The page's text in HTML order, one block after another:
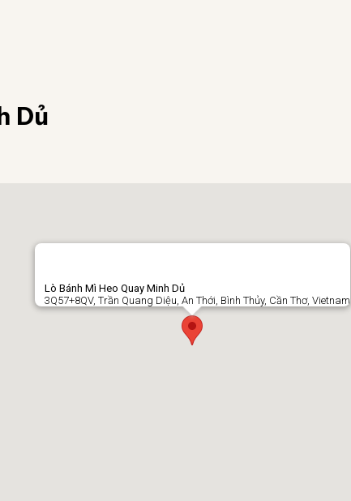
Dủ
Lò Bánh Mì Heo Quay Minh Dủ
3Q57+8QV, Trần Quang Diệu, An Thới, Bình Thủy, Cần Thơ, Vietnam